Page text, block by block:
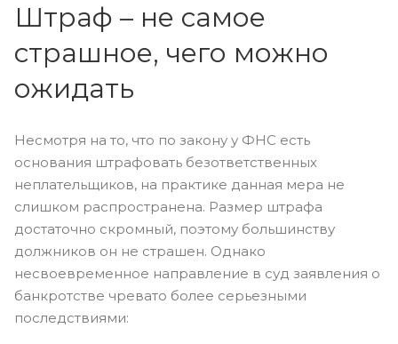
Штраф – не самое
страшное, чего можно
ожидать
Несмотря на то, что по закону у ФНС есть
основания штрафовать безответственных
неплательщиков, на практике данная мера не
слишком распространена. Размер штрафа
достаточно скромный, поэтому большинству
должников он не страшен. Однако
несвоевременное направление в суд заявления о
банкротстве чревато более серьезными
последствиями: